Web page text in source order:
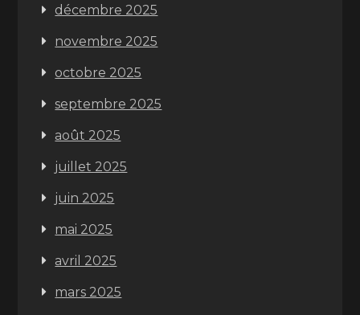
décembre 2025
novembre 2025
octobre 2025
septembre 2025
août 2025
juillet 2025
juin 2025
mai 2025
avril 2025
mars 2025